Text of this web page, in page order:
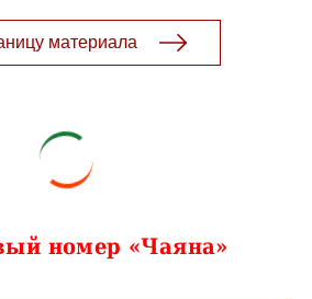
материала
номер «Чаяна»